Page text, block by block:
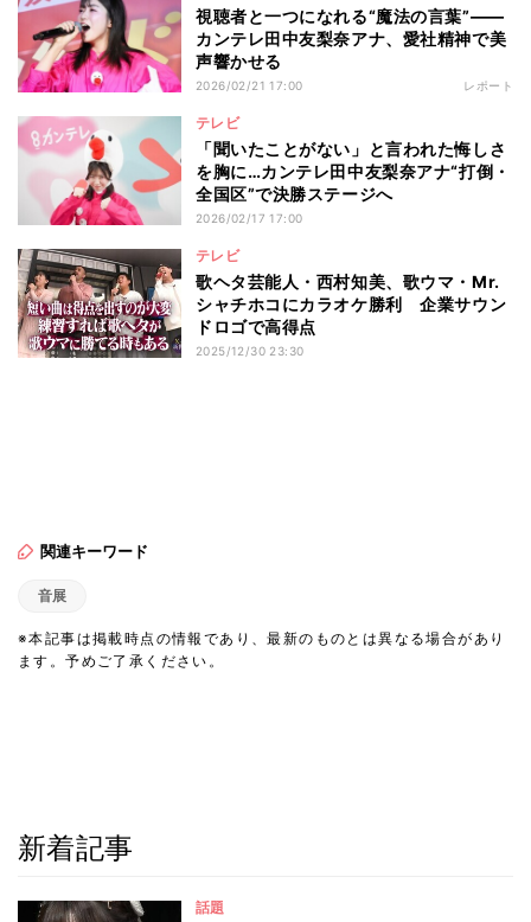
視聴者と一つになれる“魔法の言葉”――
カンテレ田中友梨奈アナ、愛社精神で美
声響かせる
2026/02/21 17:00 レポート
テレビ
「聞いたことがない」と言われた悔しさ
を胸に…カンテレ田中友梨奈アナ“打倒・
全国区”で決勝ステージへ
2026/02/17 17:00
テレビ
歌ヘタ芸能人・西村知美、歌ウマ・Mr.
シャチホコにカラオケ勝利 企業サウン
ドロゴで高得点
2025/12/30 23:30
関連キーワード
音展
※本記事は掲載時点の情報であり、最新のものとは異なる場合があり
ます。予めご了承ください。
新着記事
話題